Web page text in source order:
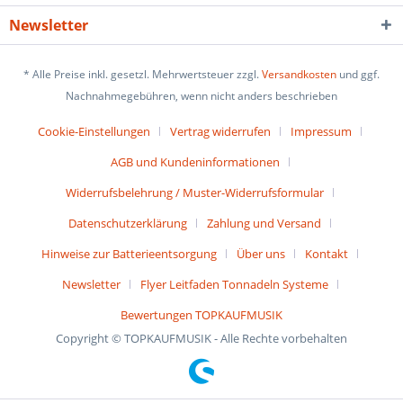
Newsletter
* Alle Preise inkl. gesetzl. Mehrwertsteuer zzgl.Versandkosten und ggf.
Nachnahmegebühren, wenn nicht anders beschrieben
Cookie-Einstellungen Vertrag widerrufen
Impressum
AGB und Kundeninformationen
Widerrufsbelehrung / Muster-Widerrufsformular
Datenschutzerklärung
Zahlung und Versand
Hinweise zur Batterieentsorgung
Über uns
Kontakt
Newsletter
Flyer Leitfaden Tonnadeln Systeme
Bewertungen TOPKAUFMUSIK
Copyright © TOPKAUFMUSIK - Alle Rechte vorbehalten